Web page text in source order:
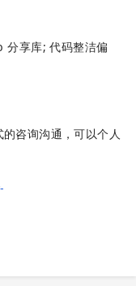
享库; 代码整洁偏
咨询沟通，可以个人